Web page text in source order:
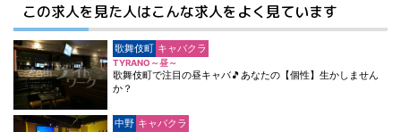
この求人を見た人はこんな求人をよく見ています
歌舞伎町 キャバクラ
TYRANO～昼～
歌舞伎町で注目の昼キャバ🎵あなたの【個性】生かしません
か？
中野 キャバクラ